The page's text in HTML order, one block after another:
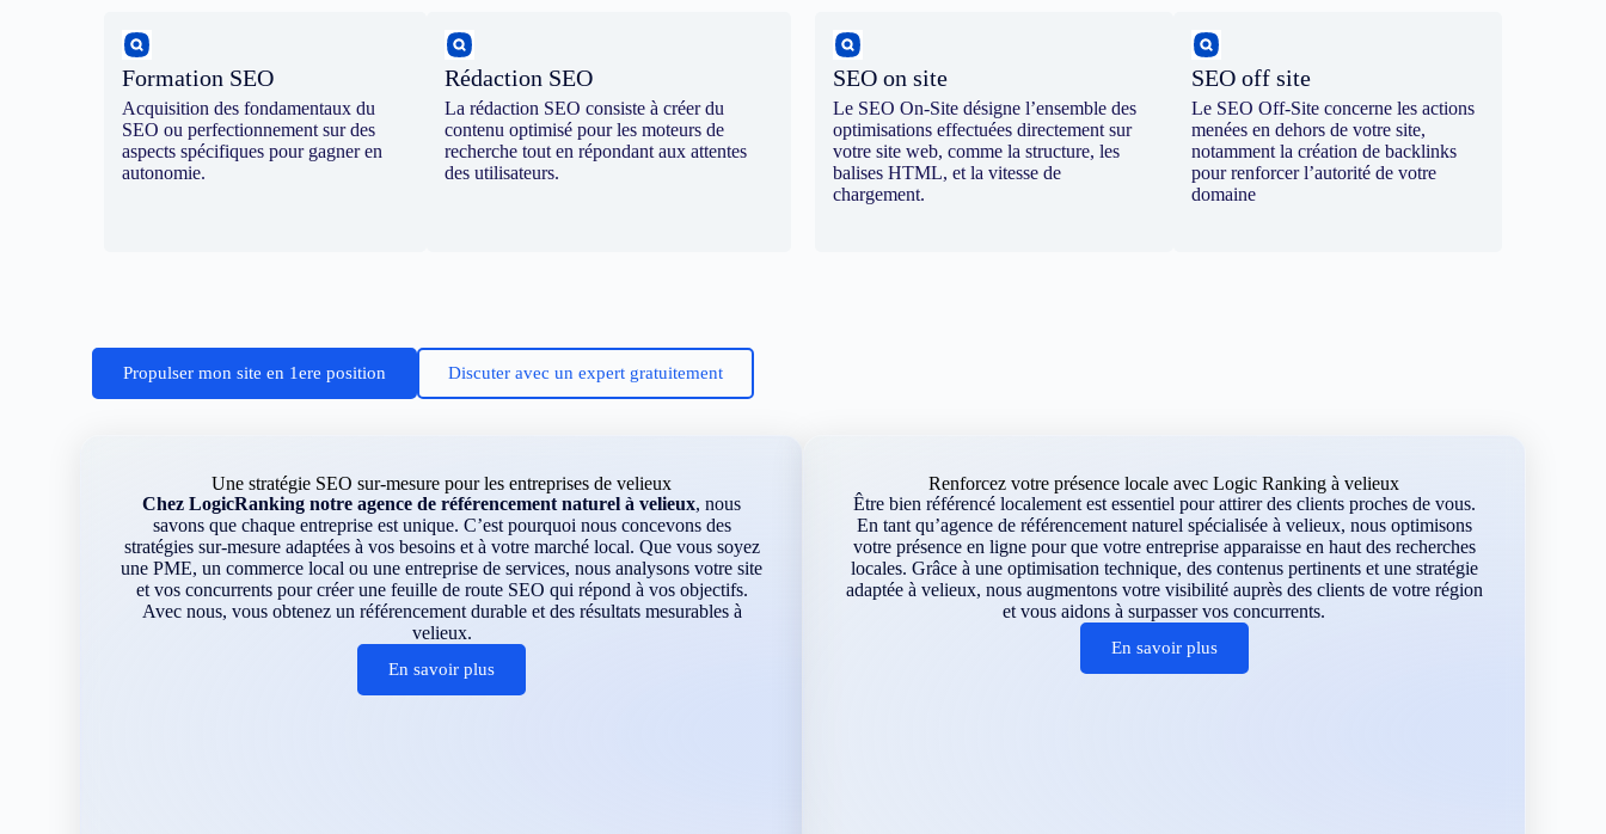
Formation SEO
Acquisition des fondamentaux du
SEO ou perfectionnement sur des
aspects spécifiques pour gagner en
autonomie.
Rédaction SEO
La rédaction SEO consiste à créer du
contenu optimisé pour les moteurs de
recherche tout en répondant aux attentes
des utilisateurs.
SEO on site
Le SEO On-Site désigne l’ensemble des
optimisations effectuées directement sur
votre site web, comme la structure, les
balises HTML, et la vitesse de
chargement.
SEO off site
Le SEO Off-Site concerne les actions
menées en dehors de votre site,
notamment la création de backlinks
pour renforcer l’autorité de votre
domaine
Propulser mon site en 1ere position Discuter avec un expert gratuitement
Une stratégie SEO sur-mesure pour les entreprises de velieux
Chez LogicRanking notre agence de référencement naturel à velieux, nous
savons que chaque entreprise est unique. C’est pourquoi nous concevons des
stratégies sur-mesure adaptées à vos besoins et à votre marché local. Que vous soyez
une PME, un commerce local ou une entreprise de services, nous analysons votre site
et vos concurrents pour créer une feuille de route SEO qui répond à vos objectifs.
Avec nous, vous obtenez un référencement durable et des résultats mesurables à
velieux.
En savoir plus
Renforcez votre présence locale avec Logic Ranking à velieux
Être bien référencé localement est essentiel pour attirer des clients proches de vous.
En tant qu’agence de référencement naturel spécialisée à velieux, nous optimisons
votre présence en ligne pour que votre entreprise apparaisse en haut des recherches
locales. Grâce à une optimisation technique, des contenus pertinents et une stratégie
adaptée à velieux, nous augmentons votre visibilité auprès des clients de votre région
et vous aidons à surpasser vos concurrents.
En savoir plus